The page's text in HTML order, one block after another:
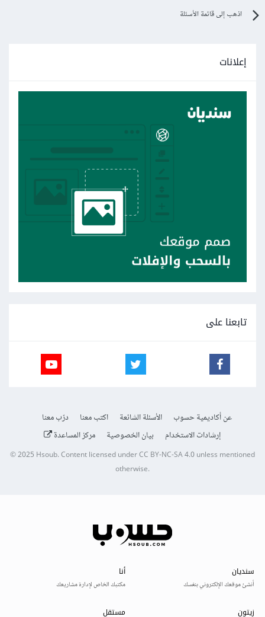
اذهب إلى قائمة الأسئلة
إعلانات
تابعنا على
عن أكاديمية حسوب الأسئلة الشائعة اكتب معنا
درّب معنا
إرشادات الاستخدام
بيان الخصوصية مركز المساعدة
© 2025Hsoub.Content licensed underCC BY-NC-SA 4.0unless mentioned
otherwise.